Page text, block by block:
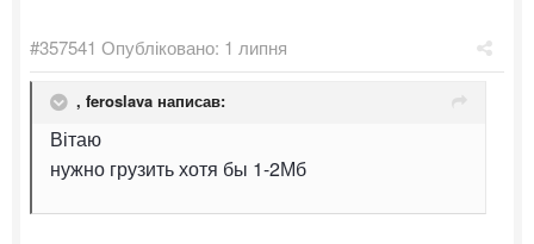
#357541 Опубліковано: 1 липня
, feroslava написав:
Вітаю
нужно грузить хотя бы 1-2Мб